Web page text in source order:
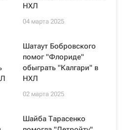
НХЛ
04 марта 2025
Шатаут Бобровского
помог "Флориде"
обыграть "Калгари" в
НХЛ
02 марта 2025
Шайба Тарасенко